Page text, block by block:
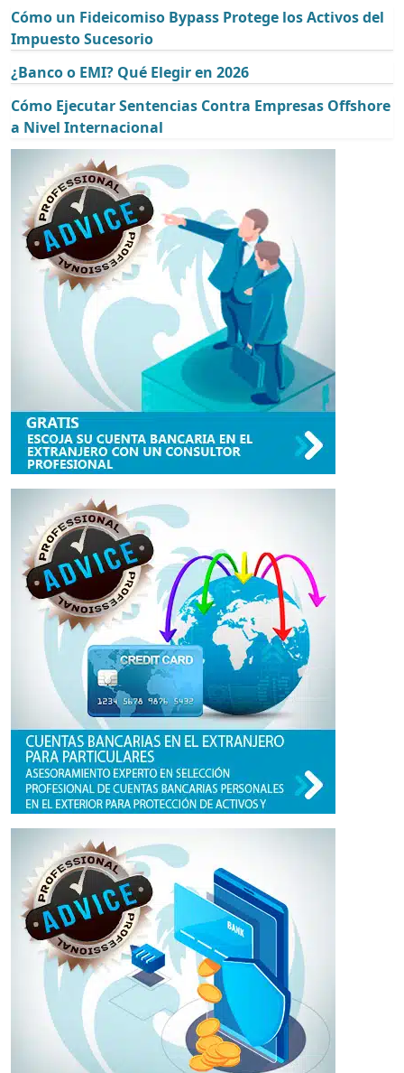
Cómo un Fideicomiso Bypass Protege los Activos del
Impuesto Sucesorio
¿Banco o EMI? Qué Elegir en 2026
Cómo Ejecutar Sentencias Contra Empresas Offshore
a Nivel Internacional